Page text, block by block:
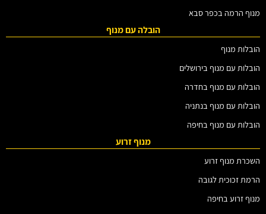
מנוף הרמה בכפר סבא
הובלה עם מנוף
הובלות מנוף
הובלות עם מנוף בירושלים
הובלות עם מנוף בחדרה
הובלות עם מנוף בנתניה
הובלות עם מנוף בחיפה
מנוף זרוע
השכרת מנוף זרוע
הרמת זכוכית לגובה
מנוף זרוע בחיפה